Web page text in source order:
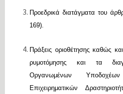
Προεδρικά διατάγματα του
169).
Πράξεις οριοθέτησης καθώς
ρυμοτόμησης και τα
Οργανωμένων
Επιχειρηματικών